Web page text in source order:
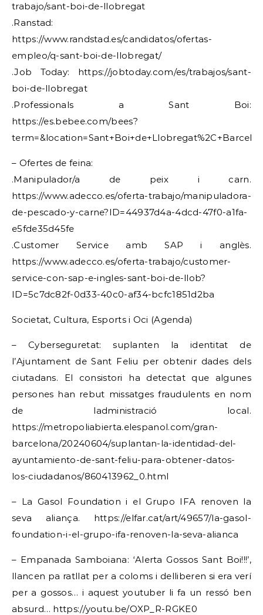
trabajo/sant-boi-de-llobregat
.Ranstad:
https://www.randstad.es/candidatos/ofertas-
empleo/q-sant-boi-de-llobregat/
.Job Today: https://jobtoday.com/es/trabajos/sant-
boi-de-llobregat
.Professionals a Sant Boi:
https://es.bebee.com/bees?
– Ofertes de feina:
.Manipulador/a de peix i carn.
https://www.adecco.es/oferta-trabajo/manipuladora-
de-pescado-y-carne?ID=44937d4a-4dcd-47f0-a1fa-
e5fde35d45fe
.Customer Service amb SAP i anglès.
https://www.adecco.es/oferta-trabajo/customer-
service-con-sap-e-ingles-sant-boi-de-llob?
ID=5c7dc82f-0d33-40c0-af34-bcfc1851d2ba
Societat, Cultura, Esports i Oci (Agenda)
– Cyberseguretat: suplanten la identitat de
l’Ajuntament de Sant Feliu per obtenir dades dels
ciutadans. El consistori ha detectat que algunes
persones han rebut missatges fraudulents en nom
de ladministració local.
https://metropoliabierta.elespanol.com/gran-
barcelona/20240604/suplantan-la-identidad-del-
ayuntamiento-de-sant-feliu-para-obtener-datos-
los-ciudadanos/860413962_0.html
– La Gasol Foundation i el Grupo IFA renoven la
seva aliança. https://elfar.cat/art/49657/la-gasol-
foundation-i-el-grupo-ifa-renoven-la-seva-alianca
– Empanada Samboiana: ‘Alerta Gossos Sant Boi!!!’,
llancen pa ratllat per a coloms i delliberen si era verí
per a gossos… i aquest youtuber li fa un ressó ben
absurd… https://youtu.be/OXP_R-RGKE0